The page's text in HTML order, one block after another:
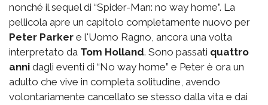
nonché il sequel di “Spider-Man: no way home”. La
pellicola apre un capitolo completamente nuovo per
Peter Parker e l'Uomo Ragno, ancora una volta
interpretato da Tom Holland. Sono passati quattro
anni dagli eventi di “No way home” e Peter è ora un
adulto che vive in completa solitudine, avendo
volontariamente cancellato se stesso dalla vita e dai